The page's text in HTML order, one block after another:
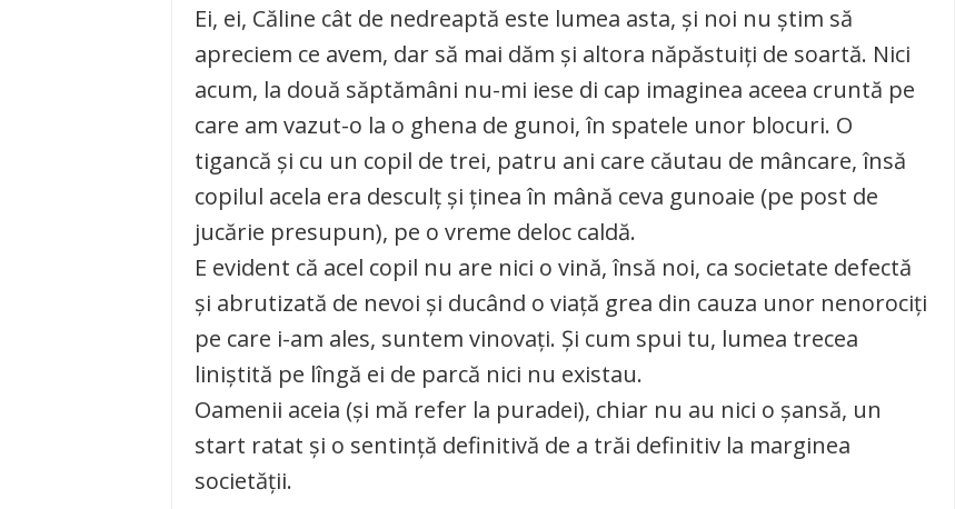
Ei, ei, Căline cât de nedreaptă este lumea asta, şi noi nu ştim să
apreciem ce avem, dar să mai dăm şi altora năpăstuiţi de soartă. Nici
acum, la două săptămâni nu-mi iese di cap imaginea aceea cruntă pe
care am vazut-o la o ghena de gunoi, în spatele unor blocuri. O
tigancă şi cu un copil de trei, patru ani care căutau de mâncare, însă
copilul acela era desculţ şi ţinea în mână ceva gunoaie (pe post de
jucărie presupun), pe o vreme deloc caldă.
E evident că acel copil nu are nici o vină, însă noi, ca societate defectă
şi abrutizată de nevoi şi ducând o viaţă grea din cauza unor nenorociţi
pe care i-am ales, suntem vinovaţi. Şi cum spui tu, lumea trecea
liniştită pe lîngă ei de parcă nici nu existau.
Oamenii aceia (şi mă refer la puradei), chiar nu au nici o şansă, un
start ratat şi o sentinţă definitivă de a trăi definitiv la marginea
societăţii.